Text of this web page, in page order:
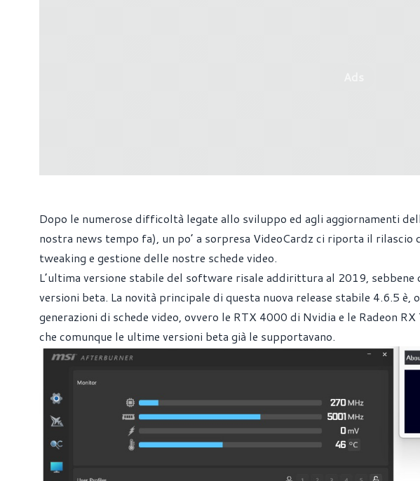
Dopo le numerose difficoltà legate allo sviluppo ed agli aggiornamenti
nostra news tempo fa), un po’ a sorpresa VideoCardz ci riporta il
tweaking e gestione delle nostre schede video.
L’ultima versione stabile del software risale addirittura al 2019, sebbene
versioni beta. La novità principale di questa nuova release stabile 4.6.5
generazioni di schede video, ovvero le RTX 4000 di Nvidia e le Radeon
che comunque le ultime versioni beta già le supportavano.